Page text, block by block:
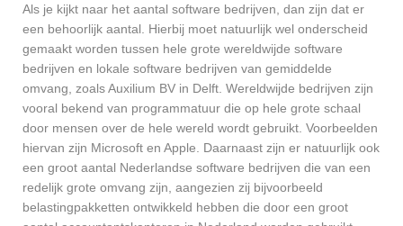
Als je kijkt naar het aantal software bedrijven, dan zijn dat er
een behoorlijk aantal. Hierbij moet natuurlijk wel onderscheid
gemaakt worden tussen hele grote wereldwijde software
bedrijven en lokale software bedrijven van gemiddelde
omvang, zoals Auxilium BV in Delft. Wereldwijde bedrijven zijn
vooral bekend van programmatuur die op hele grote schaal
door mensen over de hele wereld wordt gebruikt. Voorbeelden
hiervan zijn Microsoft en Apple. Daarnaast zijn er natuurlijk ook
een groot aantal Nederlandse software bedrijven die van een
redelijk grote omvang zijn, aangezien zij bijvoorbeeld
belastingpakketten ontwikkeld hebben die door een groot